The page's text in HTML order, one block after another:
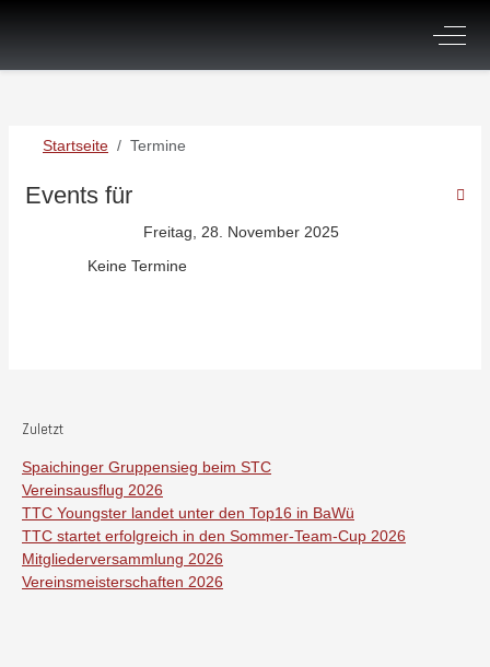
Off-
Startseite Termine
Events für
Freitag, 28. November 2025
Keine Termine
Zuletzt
Spaichinger Gruppensieg beim STC
Vereinsausflug 2026
TTC Youngster landet unter den Top16 in BaWü
TTC startet erfolgreich in den Sommer-Team-Cup 2026
Mitgliederversammlung 2026
Vereinsmeisterschaften 2026